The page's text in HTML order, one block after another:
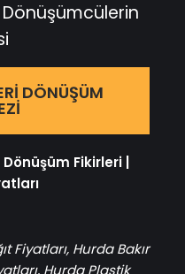
Dönüşümcülerin
DÖNÜŞÜM
Dönüşüm Fikirleri|
Fiyatları, Hurda Bakır
, Hurda Plastik